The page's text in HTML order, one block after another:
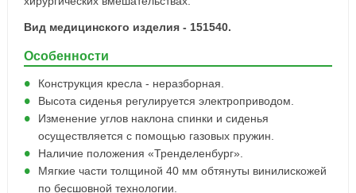
Вид медицинского изделия - 151540.
Особенности
Конструкция кресла - неразборная.
Высота сиденья регулируется электроприводом.
Изменение углов наклона спинки и сиденья
осуществляется с помощью газовых пружин.
Наличие положения «Тренделенбург».
Мягкие части толщиной 40 мм обтянуты винилискожей
по бесшовной технологии.